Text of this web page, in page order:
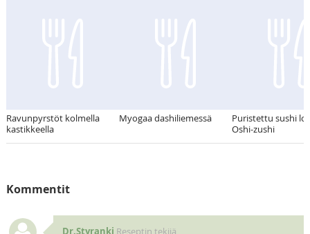
Ravunpyrstöt kolmella
kastikkeella
Myogaa dashiliemessä
Puristettu sushi
Oshi-zushi
Kommentit
Dr.Styranki Reseptin tekijä